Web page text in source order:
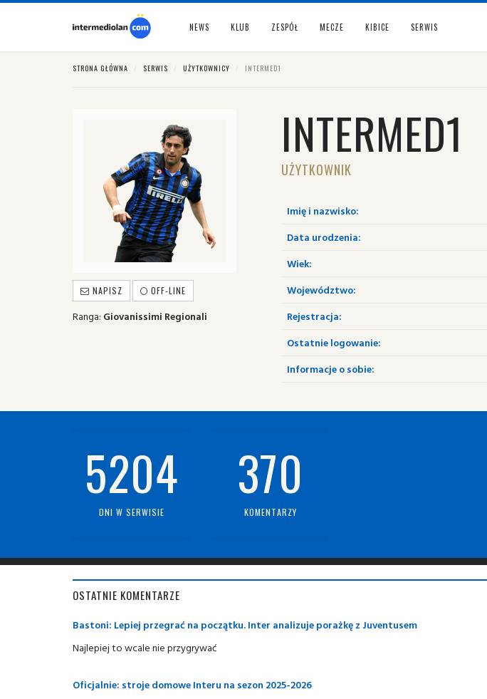
NEWS KLUB ZESPÓŁ MECZE KIBICE SERWIS
STRONA GŁÓWNA SERWIS UŻYTKOWNICY INTERMED1
NAPISZ OFF-LINE
Ranga: Giovanissimi Regionali
INTERMED1
UŻYTKOWNIK
Imię i nazwisko:
Data urodzenia:
Wiek:
Województwo:
Rejestracja:
Ostatnie logowanie:
Informacje o sobie:
5204
DNI W SERWISIE
370
KOMENTARZY
OSTATNIE KOMENTARZE
Bastoni: Lepiej przegrać na początku. Inter analizuje porażkę z Juventusem
Najlepiej to wcale nie przygrywać
Oficjalnie: stroje domowe Interu na sezon 2025-2026